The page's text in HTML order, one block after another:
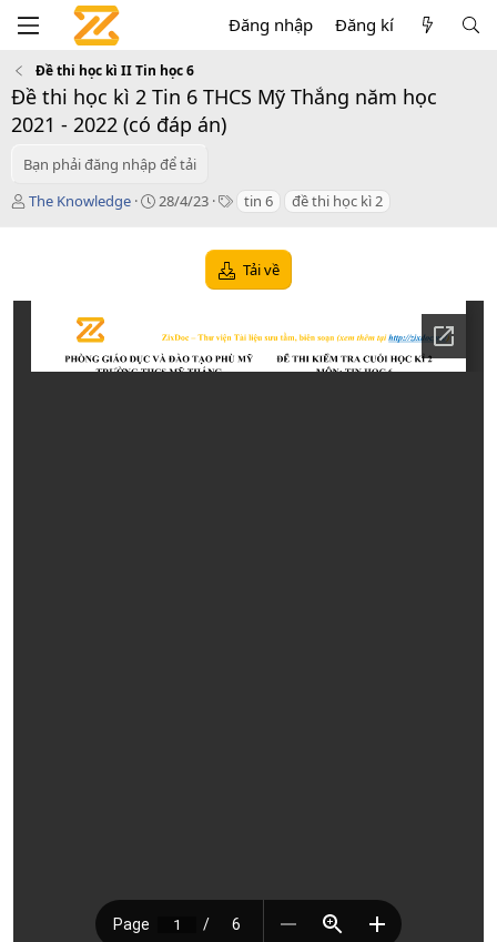
Đăng nhập Đăng kí
Đề thi học kì II Tin học 6
Đề thi học kì 2 Tin 6 THCS Mỹ Thắng năm học
2021 - 2022 (có đáp án)
Bạn phải đăng nhập để tải
T
ả
The Knowledge
C
n
d
28/4/23
T tin 6 đề thi học kì 2
Tải về